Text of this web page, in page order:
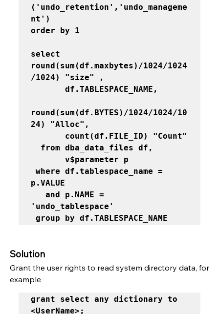
('undo_retention','undo_manageme
nt')
order by 1
select
round(sum(df.maxbytes)/1024/1024
/1024) "size" ,
round(sum(df.BYTES)/1024/1024/10
24) "Alloc",
p.VALUE
'undo_tablespace'
group by df.TABLESPACE_NAME
Solution
Grant the user rights to read system directory data, for
example
grant select any dictionary to
<UserName>;